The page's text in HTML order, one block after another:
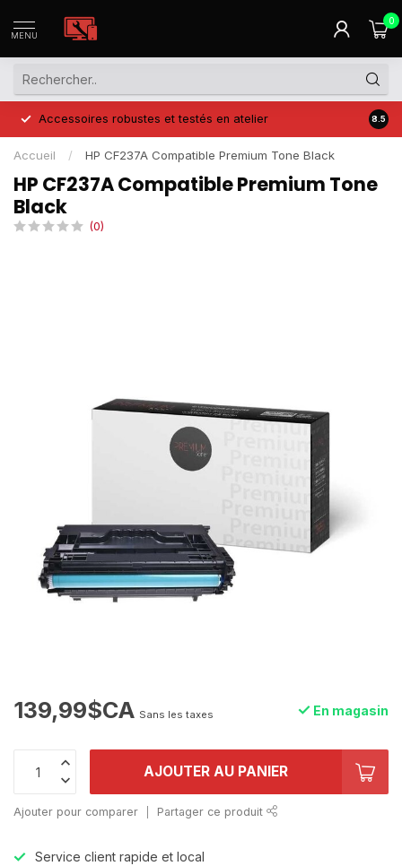
MENU
0
Accessoires robustes et testés en atelier Prix
8.5
Accueil / HP CF237A Compatible Premium Tone Black
HP CF237A Compatible Premium Tone
Black
(0)
139,99$CA Sans les taxes En magasin
AJOUTER AU PANIER
Ajouter pour comparer Partager ce produit
Service client rapide et local